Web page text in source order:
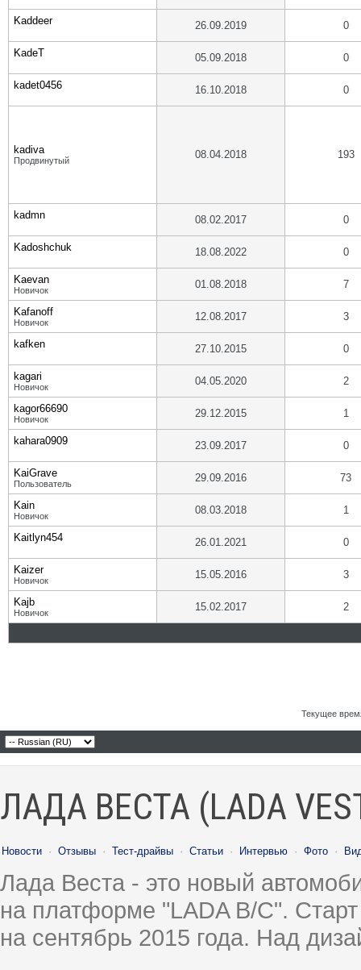
Kaddeer 26.09.2019 0
KadeT 05.09.2018 0
kadet0456 16.10.2018 0
kadiva
Продвинутый 08.04.2018 193
kadmn 08.02.2017 0
Kadoshchuk 18.08.2022 0
Kaevan
Новичок 01.08.2018 7
Kafanoff
Новичок 12.08.2017 3
kafken 27.10.2015 0
kagari
Новичок 04.05.2020 2
kagor66690
Новичок 29.12.2015 1
kahara0909 23.09.2017 0
KaiGrave
Пользователь 29.09.2016 73
Kain
Новичок 08.03.2018 1
Kaitlyn454 26.01.2021 0
Kaizer
Новичок 15.05.2016 3
Kajb
Новичок 15.02.2017 2
Текущее
ЛАДА ВЕСТА (LADA
Новости · Отзывы · Тест-драйвы · Статьи · Интервью · Фото ·
Лада Веста - это новый
на платформе "LADA B/C".
на сентябрь 2015 года. Над